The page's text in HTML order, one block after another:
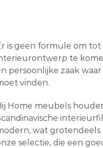
is geen formule om
te
persoonlijke zaak
vinden.
Home meubels
wat
selectie, die een